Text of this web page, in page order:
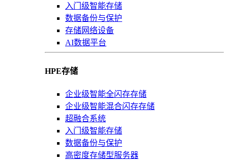
入门级智能存储
数据备份与保护
存储网络设备
AI数据平台
HPE存储
企业级智能全闪存存储
企业级智能混合闪存存储
超融合系统
入门级智能存储
数据备份与保护
高密度存储型服务器